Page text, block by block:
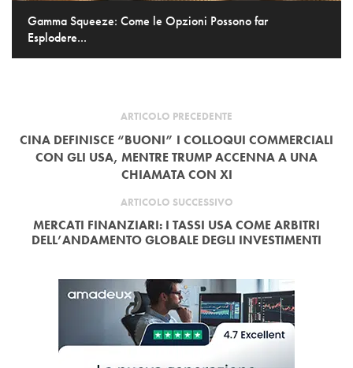
Gamma Squeeze: Come le Opzioni Possono far
Esplodere...
ARTICOLO PRECEDENTE
CINA DEFINISCE “BUONI” I COLLOQUI COMMERCIALI
CON GLI USA, MENTRE TRUMP ACCENNA A UNA
CHIAMATA CON XI
ARTICOLO SUCCESSIVO
MERCATI FINANZIARI: I TASSI USA COME ARBITRI
DELL’ANDAMENTO GLOBALE DEGLI INVESTIMENTI